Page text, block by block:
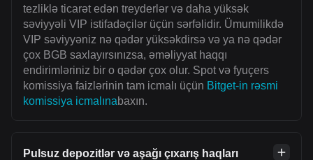
tezliklə ticarət edən treyderlər və daha yüksək
səviyyəli VIP istifadəçilər üçün sərfəlidir. Ümumilikdə
VIP səviyyəniz nə qədər yüksəkdirsə və ya nə qədər
çox BGB saxlayırsınızsa, əməliyyat haqqı
endirimləriniz bir o qədər çox olur. Spot və fyuçers
komissiya faizlərinin tam icmalı üçün Bitget-in rəsmi
komissiya icmalınabaxın.
Pulsuz depozitlər və aşağı çıxarış haqları